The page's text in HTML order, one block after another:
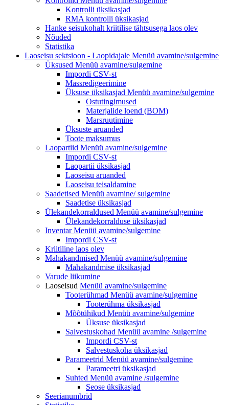
Kontrolli üksikasjad
RMA kontrolli üksikasjad
Hanke seisukohalt kriitilise tähtsusega laos olev
Nõuded
Statistika
Laoseisu sektsioon - Laopidajale Menüü avamine/sulgemine
Üksused Menüü avamine/sulgemine
Impordi CSV-st
Massredigeerimine
Üksuse üksikasjad Menüü avamine/sulgemine
Ostutingimused
Materjalide loend (BOM)
Marsruutimine
Üksuste aruanded
Toote maksumus
Laopartiid Menüü avamine/sulgemine
Impordi CSV-st
Laopartii üksikasjad
Laoseisu aruanded
Laoseisu teisaldamine
Saadetised Menüü avamine/sulgemine
Saadetise üksikasjad
Ülekandekorraldused Menüü avamine/sulgemine
Ülekandekorralduse üksikasjad
InventarMenüü avamine/sulgemine
Impordi CSV-st
Kriitiline laos olev
Mahakandmised Menüü avamine/sulgemine
Mahakandmise üksikasjad
Varude liikumine
Laoseisud Menüü avamine/sulgemine
Tooterühmad Menüü avamine/sulgemine
Tooterühma üksikasjad
Mõõtühikud Menüü avamine/sulgemine
Üksuse üksikasjad
Salvestuskohad Menüü avamine /sulgemine
Impordi CSV-st
Salvestuskoha üksikasjad
Parameetrid Menüü avamine/sulgemine
Parameetri üksikasjad
Suhted Menüü avamine /sulgemine
Seose üksikasjad
Seerianumbrid